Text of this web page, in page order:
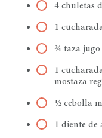
4 chuletas
1
¾ taza
1
mostaza
½ cebolla
1 diente de